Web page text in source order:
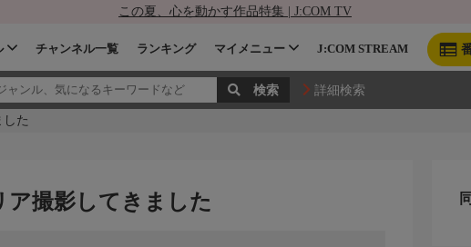
この夏、心を動かす作品特集 | J:COM TV
チャンネル一覧 ランキング マイメニュー J:COM STREAM
詳細検索
た
撮影してきました